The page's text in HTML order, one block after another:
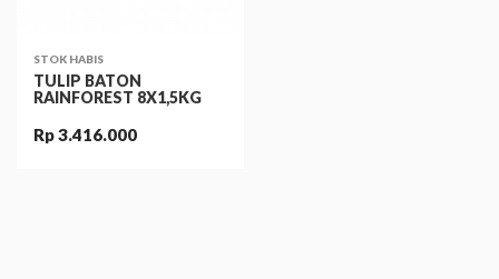
STOK HABIS
TULIP BATON
RAINFOREST 8X1,5KG
Rp 3.416.000